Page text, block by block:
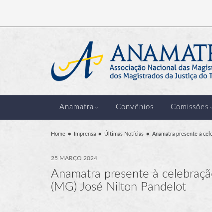
Anamatra Convênios Comissões
Home Imprensa Últimas Notícias Anamatra presente à
25 MARÇO 2024
Anamatra presente à
(MG) José Nilton Pandelot